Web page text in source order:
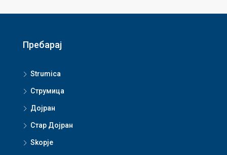
Пребарај
Strumica
Струмица
Дојран
Стар Дојран
Skopje